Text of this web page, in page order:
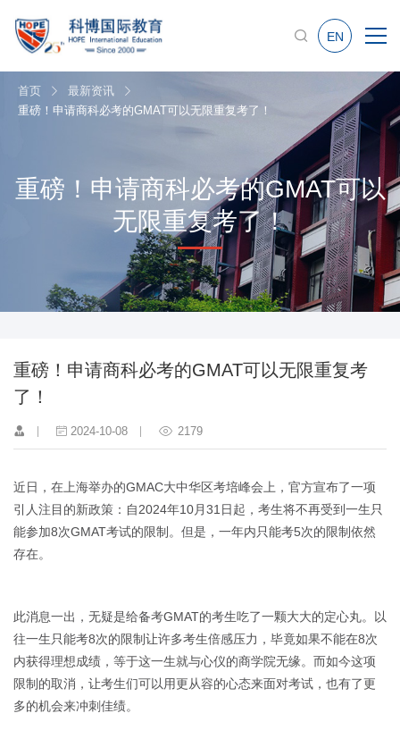
EN
首页
最新资讯
重磅！申请商科必考的GMAT可以无限重复考了！
重磅！申请商科必考的GMAT可以
无限重复考了！
重磅！申请商科必考的GMAT可以无限重复考
了！
2024-10-08 2179
近日，在上海举办的GMAC大中华区考培峰会上，官方宣布了一项
引人注目的新政策：自2024年10月31日起，考生将不再受到一生只
能参加8次GMAT考试的限制。但是，一年内只能考5次的限制依然
存在。
此消息一出，无疑是给备考GMAT的考生吃了一颗大大的定心丸。以
往一生只能考8次的限制让许多考生倍感压力，毕竟如果不能在8次
内获得理想成绩，等于这一生就与心仪的商学院无缘。而如今这项
限制的取消，让考生们可以用更从容的心态来面对考试，也有了更
多的机会来冲刺佳绩。